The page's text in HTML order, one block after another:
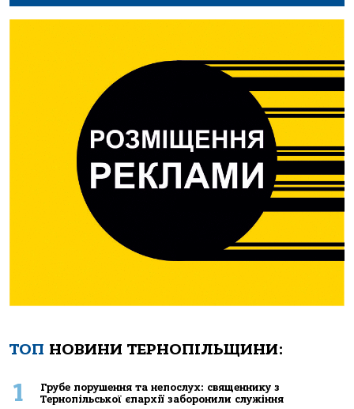
ТОП НОВИНИ ТЕРНОПІЛЬЩИНИ:
1
Грубе порушення та непослух: священнику з
Тернопільської єпархії заборонили служіння